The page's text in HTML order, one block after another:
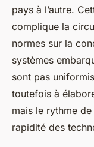
pays à l’autre.
complique la
normes sur la
systèmes
sont pas
toutefois à
mais le rythme
rapidité des